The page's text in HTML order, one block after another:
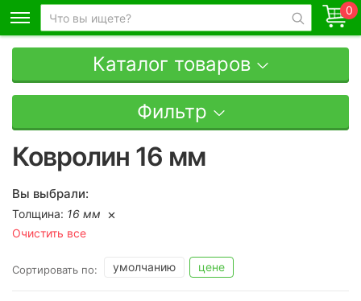
0
Каталог товаров
Фильтр
Ковролин 16 мм
Вы выбрали:
Толщина: 16 мм
Очистить все
Сортировать по: умолчанию цене